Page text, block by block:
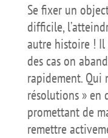
Se fixer un
difficile,
autre histoire ! Il
des cas on
rapidement. Qui
résolutions » en
promettant de
remettre